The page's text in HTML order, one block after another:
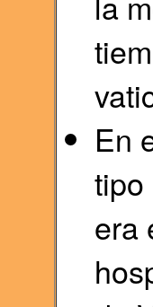
En
tipo
era